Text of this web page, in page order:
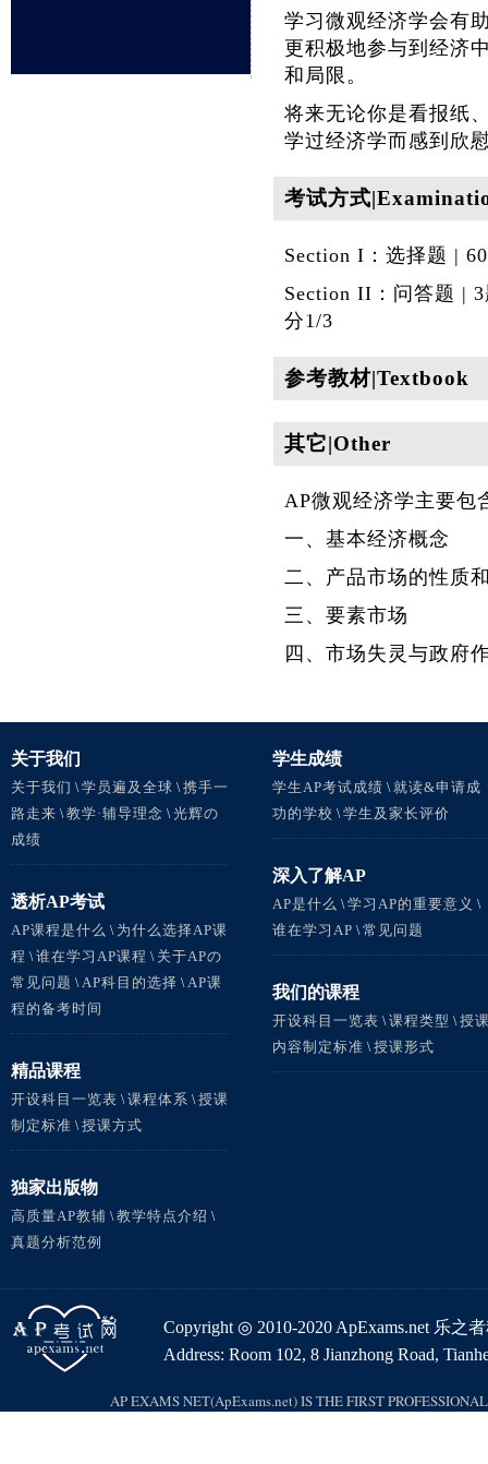
学习微观经济学会有
更积极地参与到经济
和局限。
将来无论你是看报纸
学过经济学而感到欣
考试方式
Section I：选择题 |
Section II：问答题 |
分1/3
参考教材|Textbook
其它|Other
AP微观经济学主要包
一、基本经济概念
二、产品市场的性质
三、要素市场
四、市场失灵与政府
关于我们
关于我们 \学员遍及全球 \携手一
路走来 \教学·辅导理念 \光辉の
成绩
透析AP考试
AP课程是什么 \ 为什么选择AP课
程 \谁在学习AP课程 \ 关于APの
常见问题 \AP科目的选择 \AP课
程的备考时间
精品课程
开设科目一览表 \课程体系 \授课
制定标准 \授课方式
独家出版物
高质量AP教辅 \教学特点介绍 \
真题分析范例
学生成绩
学生AP考试成绩 \就读&申请成
功的学校 \学生及家长评价
深入了解AP
AP是什么 \学习AP的重要意义 \
谁在学习AP \常见问题
我们的课程
开设科目一览表 \课程类型 \授
内容制定标准 \授课形式
Copyright ◎ 2010-2020 ApExams.net 乐之
Address: Room 102, 8 Jianzhong Road,
AP EXAMS NET(ApExams.net) IS THE FIRST